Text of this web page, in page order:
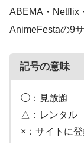
ABEMA・Netflix
AnimeFestaの9
記号の意味
◯：見放題
△：レンタル
×：サイトに